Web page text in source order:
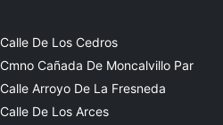
Calle De Los Cedros
Cmno Cañada De Moncalvillo Par
Calle Arroyo De La Fresneda
Calle De Los Arces